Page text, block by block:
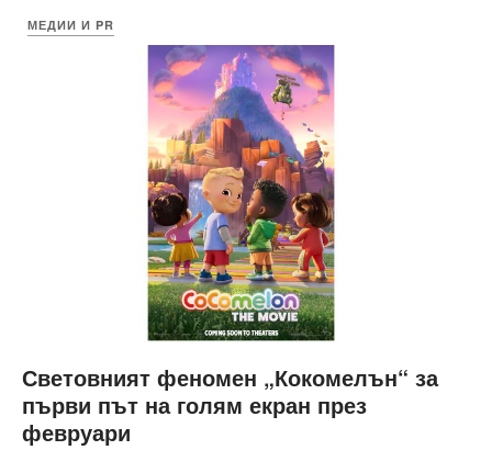
МЕДИИ И PR
Световният феномен „Кокомелън“ за
първи път на голям екран през
февруари